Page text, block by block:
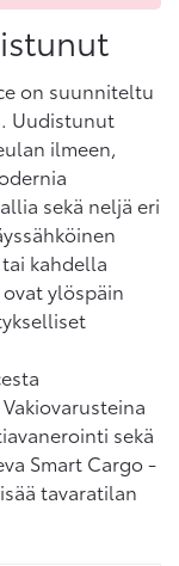
on suunniteltu
Uudistunut
ilmeen,
sekä neljä eri
kahdella
ylöspäin
sekä
Smart Cargo -
tavaratilan